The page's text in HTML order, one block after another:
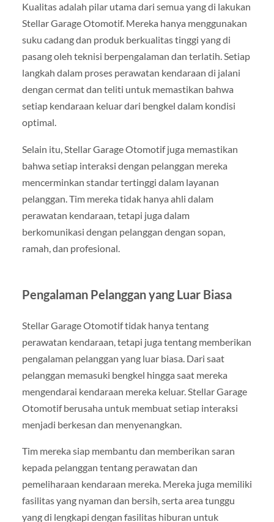
Kualitas adalah pilar utama dari semua yang di lakukan
Stellar Garage Otomotif. Mereka hanya menggunakan
suku cadang dan produk berkualitas tinggi yang di
pasang oleh teknisi berpengalaman dan terlatih. Setiap
langkah dalam proses perawatan kendaraan di jalani
dengan cermat dan teliti untuk memastikan bahwa
setiap kendaraan keluar dari bengkel dalam kondisi
optimal.
Selain itu, Stellar Garage Otomotif juga memastikan
bahwa setiap interaksi dengan pelanggan mereka
mencerminkan standar tertinggi dalam layanan
pelanggan. Tim mereka tidak hanya ahli dalam
perawatan kendaraan, tetapi juga dalam
berkomunikasi dengan pelanggan dengan sopan,
ramah, dan profesional.
Pengalaman Pelanggan yang Luar Biasa
Stellar Garage Otomotif tidak hanya tentang
perawatan kendaraan, tetapi juga tentang memberikan
pengalaman pelanggan yang luar biasa. Dari saat
pelanggan memasuki bengkel hingga saat mereka
mengendarai kendaraan mereka keluar. Stellar Garage
Otomotif berusaha untuk membuat setiap interaksi
menjadi berkesan dan menyenangkan.
Tim mereka siap membantu dan memberikan saran
kepada pelanggan tentang perawatan dan
pemeliharaan kendaraan mereka. Mereka juga memiliki
fasilitas yang nyaman dan bersih, serta area tunggu
yang di lengkapi dengan fasilitas hiburan untuk